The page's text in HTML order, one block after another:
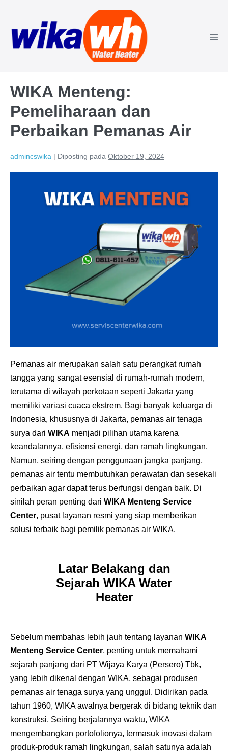
konten
WIKA Menteng:
Pemeliharaan dan
Perbaikan Pemanas Air
admincswika | Diposting pada Oktober 19, 2024
Pemanas air merupakan salah satu perangkat rumah
tangga yang sangat esensial di rumah-rumah modern,
terutama di wilayah perkotaan seperti Jakarta yang
memiliki variasi cuaca ekstrem. Bagi banyak keluarga di
Indonesia, khususnya di Jakarta, pemanas air tenaga
surya dari WIKA menjadi pilihan utama karena
keandalannya, efisiensi energi, dan ramah lingkungan.
Namun, seiring dengan penggunaan jangka panjang,
pemanas air tentu membutuhkan perawatan dan sesekali
perbaikan agar dapat terus berfungsi dengan baik. Di
sinilah peran penting dari WIKA Menteng Service
Center, pusat layanan resmi yang siap memberikan
solusi terbaik bagi pemilik pemanas air WIKA.
Latar Belakang dan
Sejarah WIKA Water
Heater
Sebelum membahas lebih jauh tentang layanan WIKA
Menteng Service Center, penting untuk memahami
sejarah panjang dari PT Wijaya Karya (Persero) Tbk,
yang lebih dikenal dengan WIKA, sebagai produsen
pemanas air tenaga surya yang unggul. Didirikan pada
tahun 1960, WIKA awalnya bergerak di bidang teknik dan
konstruksi. Seiring berjalannya waktu, WIKA
mengembangkan portofolionya, termasuk inovasi dalam
produk-produk ramah lingkungan, salah satunya adalah